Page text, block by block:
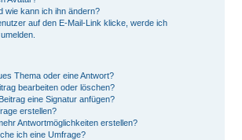
wie kann ich ihn ändern?
auf den E-Mail-Link klicke, werde ich
Thema oder eine Antwort?
bearbeiten oder löschen?
eine Signatur anfügen?
erstellen?
Antwortmöglichkeiten erstellen?
ich eine Umfrage?